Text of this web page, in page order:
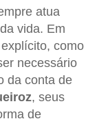
atua
vida. Em
como
necessário
da conta de
, seus
de